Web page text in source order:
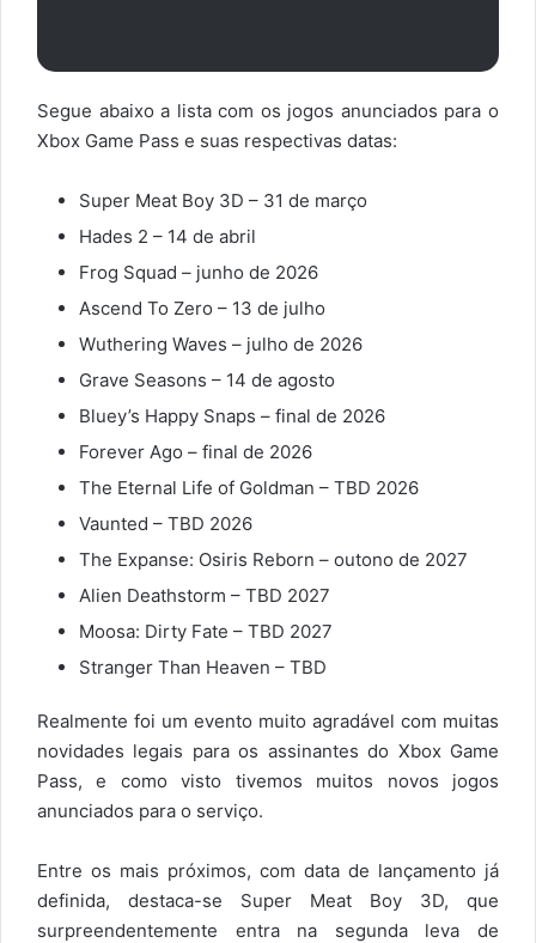
Segue abaixo a lista com os jogos anunciados para o
Xbox Game Pass e suas respectivas datas:
Super Meat Boy 3D – 31 de março
Hades 2 – 14 de abril
Frog Squad – junho de 2026
Ascend To Zero – 13 de julho
Wuthering Waves – julho de 2026
Grave Seasons – 14 de agosto
Bluey’s Happy Snaps – final de 2026
Forever Ago – final de 2026
The Eternal Life of Goldman – TBD 2026
Vaunted – TBD 2026
The Expanse: Osiris Reborn – outono de 2027
Alien Deathstorm – TBD 2027
Moosa: Dirty Fate – TBD 2027
Stranger Than Heaven – TBD
Realmente foi um evento muito agradável com muitas
novidades legais para os assinantes do Xbox Game
Pass, e como visto tivemos muitos novos jogos
anunciados para o serviço.
Entre os mais próximos, com data de lançamento já
definida, destaca-se Super Meat Boy 3D, que
surpreendentemente entra na segunda leva de